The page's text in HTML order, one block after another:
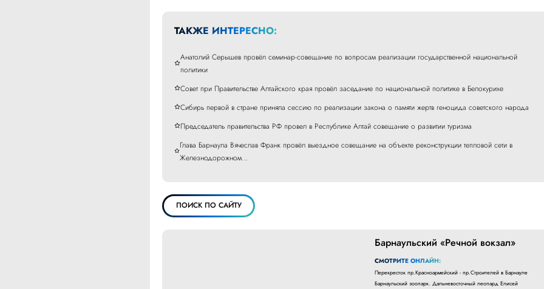
ТАКЖЕ ИНТЕРЕСНО:
Анатолий Серышев провёл семинар-совещание по вопросам реализации государственной национальной
политики
Совет при Правительстве Алтайского края провёл заседание по национальной политике в Белокурихе
Сибирь первой в стране приняла сессию по реализации закона о памяти жертв геноцида советского народа
Председатель правительства РФ провел в Республике Алтай совещание о развитии туризма
Глава Барнаула Вячеслав Франк провёл выездное совещание на объекте реконструкции тепловой сети в
Железнодорожном…
ПОИСК ПО САЙТУ
Барнаульский «Речной вокзал»
СМОТРИТЕ ОНЛАЙН:
Перекресток пр.Красноармейский - пр.Строителей в Барнауле
Барнаульский зоопарк. Дальневосточный леопард Елисей